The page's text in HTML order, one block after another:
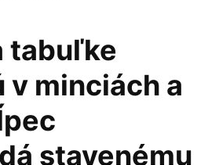
tabuľke
v minciách a
stavenému